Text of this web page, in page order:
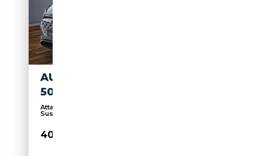
AUDI Q8 E-TRON ADVANCED
50 QUATTRO 95 KWH
Attache remorque, Éclairage d'ambiance,
Suspension...
40 930€